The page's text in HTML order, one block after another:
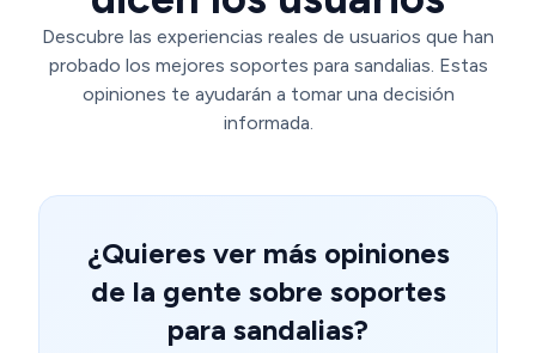
Descubre las experiencias reales de usuarios que han
probado los mejores soportes para sandalias. Estas
opiniones te ayudarán a tomar una decisión
informada.
¿Quieres ver más opiniones
de la gente sobre soportes
para sandalias?